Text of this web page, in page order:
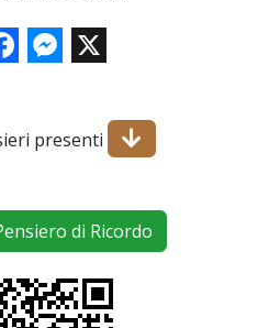
FacebookMessenger
X
presenti
di Ricordo